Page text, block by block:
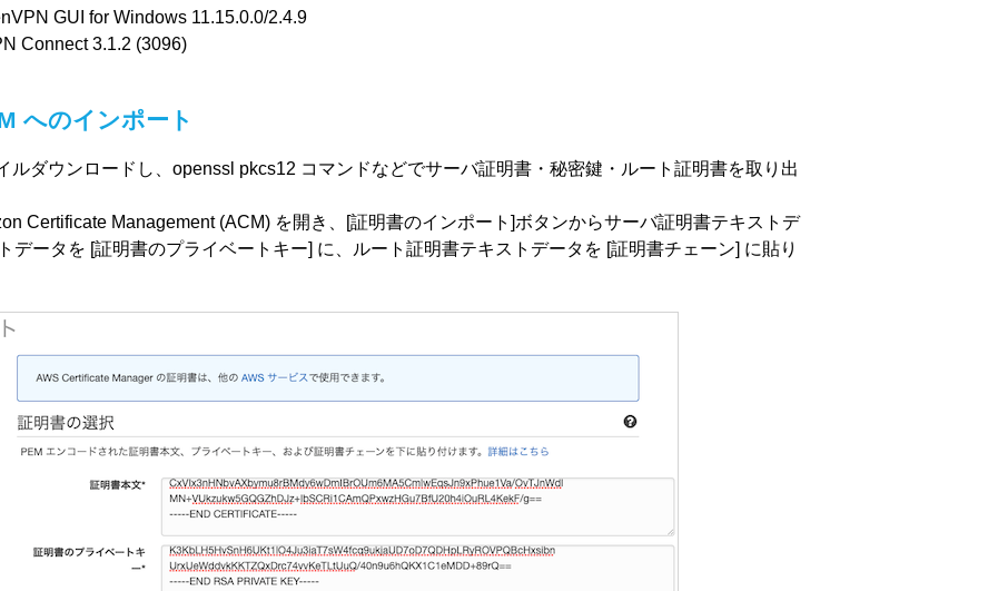
GUI for Windows 11.15.0.0/2.4.9
Connect 3.1.2 (3096)
へのインポート
ルダウンロードし、openssl pkcs12 コマンドなどでサーバ証明書・秘密鍵・ルート証明書を取り出
Certificate Management (ACM) を開き、[証明書のインポート]ボタンからサーバ証明書テキストデ
データを [証明書のプライベートキー] に、ルート証明書テキストデータを [証明書チェーン] に貼り